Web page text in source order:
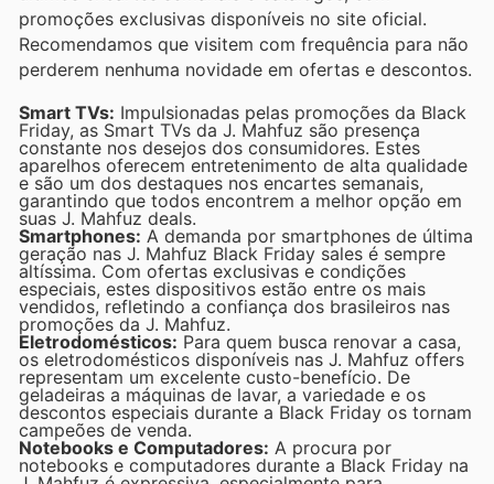
promoções exclusivas disponíveis no site oficial.
Recomendamos que visitem com frequência para não
perderem nenhuma novidade em ofertas e descontos.
Smart TVs: Impulsionadas pelas promoções da Black
Friday, as Smart TVs da J. Mahfuz são presença
constante nos desejos dos consumidores. Estes
aparelhos oferecem entretenimento de alta qualidade
e são um dos destaques nos encartes semanais,
garantindo que todos encontrem a melhor opção em
suas J. Mahfuz deals.
Smartphones: A demanda por smartphones de última
geração nas J. Mahfuz Black Friday sales é sempre
altíssima. Com ofertas exclusivas e condições
especiais, estes dispositivos estão entre os mais
vendidos, refletindo a confiança dos brasileiros nas
promoções da J. Mahfuz.
Eletrodomésticos: Para quem busca renovar a casa,
os eletrodomésticos disponíveis nas J. Mahfuz offers
representam um excelente custo-benefício. De
geladeiras a máquinas de lavar, a variedade e os
descontos especiais durante a Black Friday os tornam
campeões de venda.
Notebooks e Computadores: A procura por
notebooks e computadores durante a Black Friday na